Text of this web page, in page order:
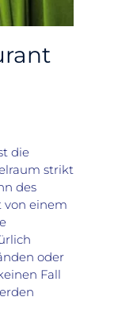
die
strikt
des
von einem
oder
Fall